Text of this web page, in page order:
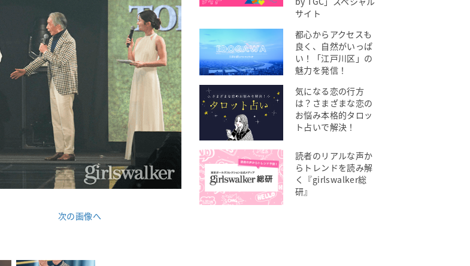
次の画像へ
サイト
都心からアクセスも
良く、自然がいっぱ
い！「江戸川区」の
魅力を発信！
気になる恋の行方
は？さまざまな恋の
お悩み本格的タロッ
ト占いで解決！
読者のリアルな声か
らトレンドを読み解
く『girlswalker総
研』